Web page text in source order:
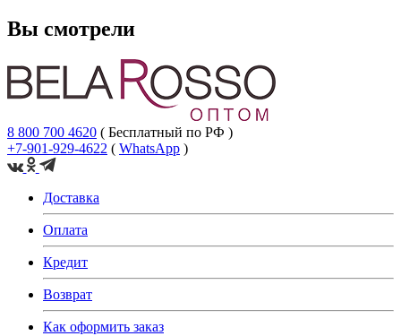
Вы смотрели
8 800 700 4620 ( Бесплатный по РФ )
+7-901-929-4622 ( WhatsApp )
Доставка
Оплата
Кредит
Возврат
Как оформить заказ